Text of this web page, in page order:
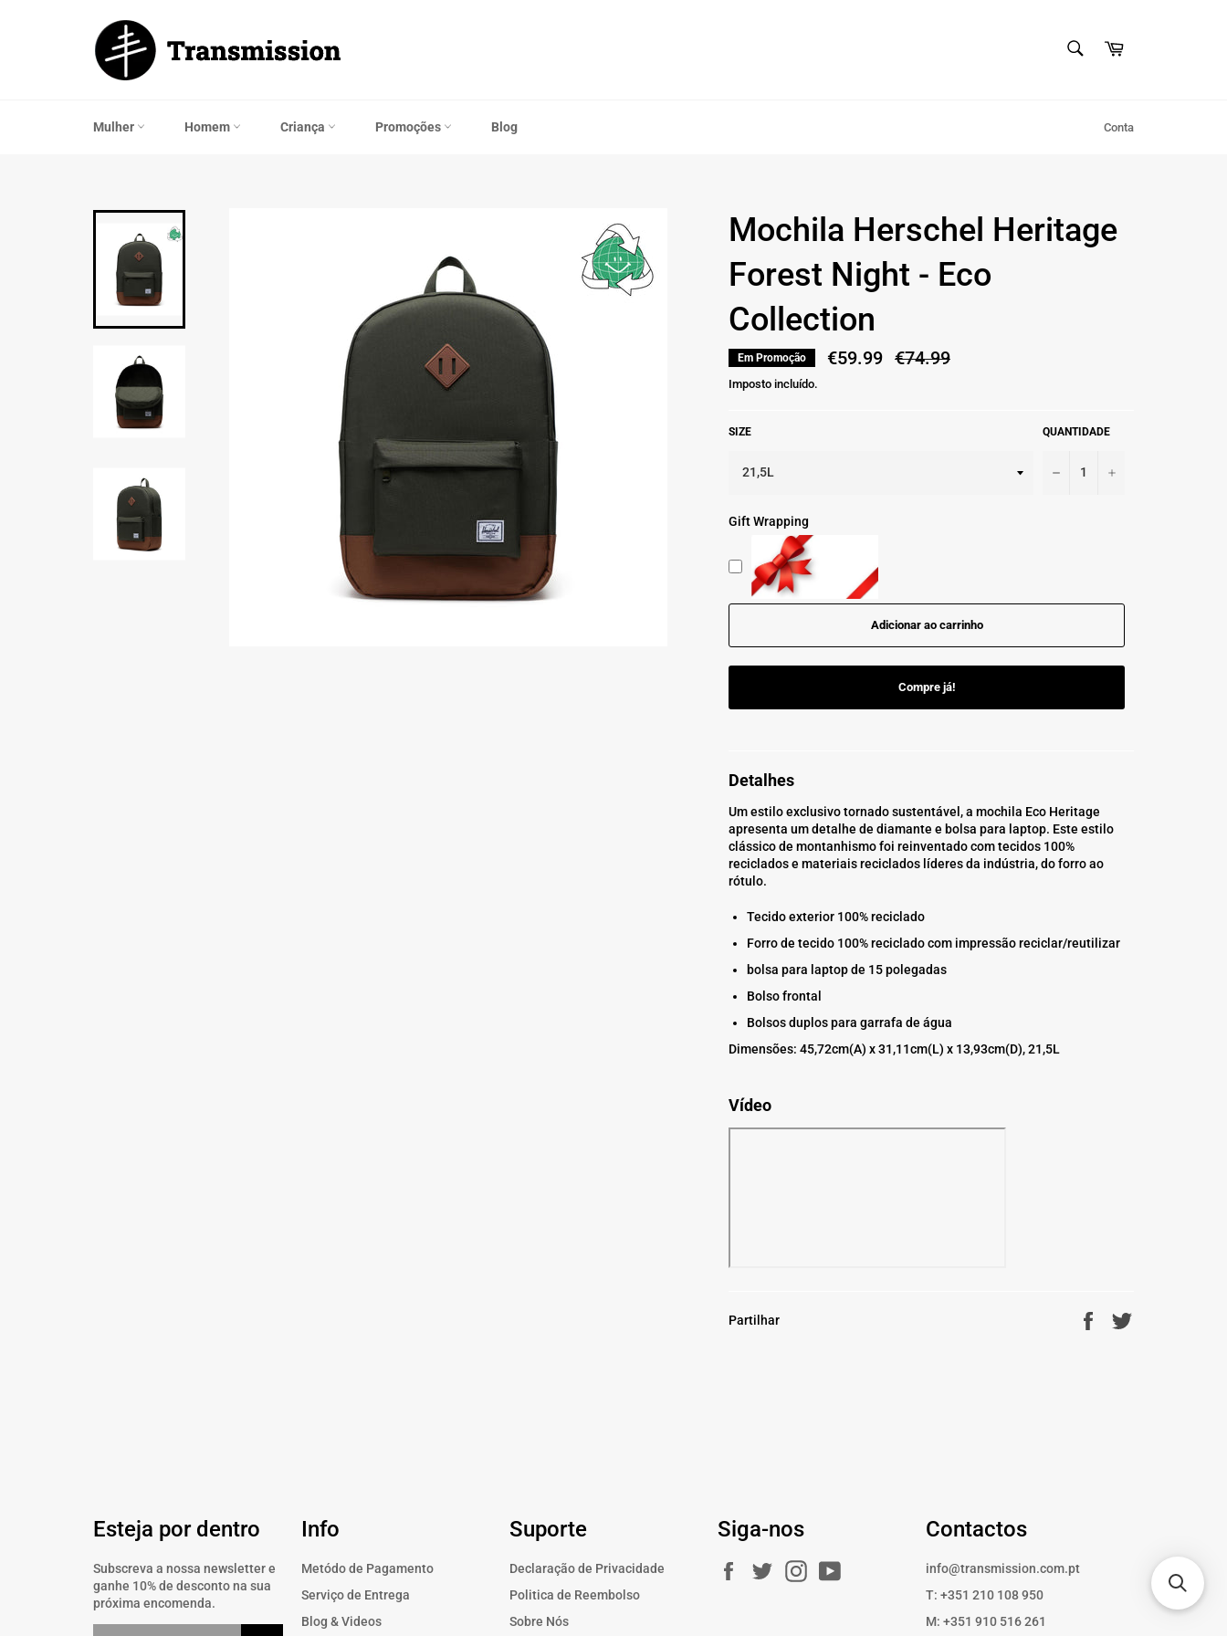
Carrinho
Mulher Homem Criança Promoções Blog Conta
Mochila Herschel Heritage
Forest Night - Eco
Collection
Em Promoção €59.99
Preço
normal
€74.99
Imposto incluído.
SIZE QUANTIDADE
− +
Gift Wrapping
Adicionar ao carrinho
Compre já!
Detalhes
Um estilo exclusivo tornado sustentável, a mochila Eco Heritage
apresenta um detalhe de diamante e bolsa para laptop. Este estilo
clássico de montanhismo foi reinventado com tecidos 100%
reciclados e materiais reciclados líderes da indústria, do forro ao
rótulo.
Tecido exterior 100% reciclado
Forro de tecido 100% reciclado com impressão reciclar/reutilizar
bolsa para laptop de 15 polegadas
Bolso frontal
Bolsos duplos para garrafa de água
Dimensões: 45,72cm(A) x 31,11cm(L) x 13,93cm(D), 21,5L
Vídeo
Partilhar
Partilhe
Esteja por dentro
Subscreva a nossa newsletter e
ganhe 10% de desconto na sua
próxima encomenda.
Info
Metódo de Pagamento
Serviço de Entrega
Blog & Videos
Suporte
Declaração de Privacidade
Politica de Reembolso
Sobre Nós
Siga-nos
FacebookTwitterInstagram
Contactos
info@transmission.com.pt
T: +351 210 108 950
M: +351 910 516 261